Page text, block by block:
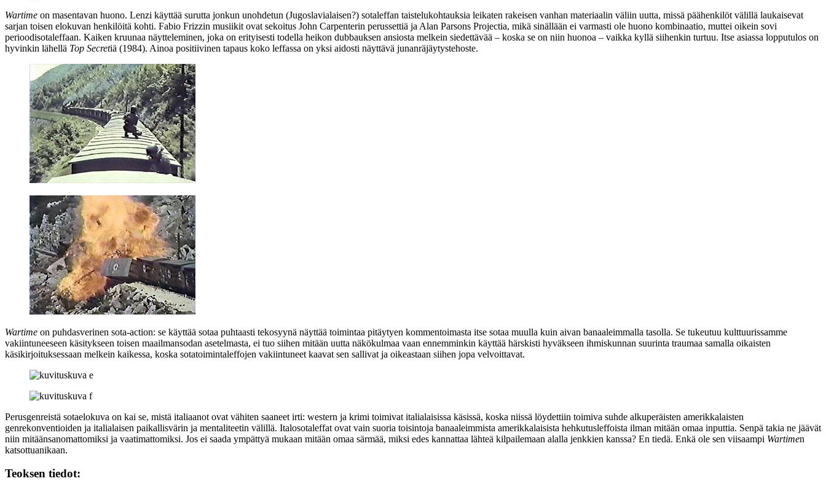
Wartime on masentavan huono. Lenzi käyttää surutta jonkun unohdetun (Jugoslavialaisen?) sotaleffan taistelukohtauksia leikaten rakeisen vanhan materiaalin väliin uutta, missä päähenkilöt välillä laukaisevat
sarjan toisen elokuvan henkilöitä kohti. Fabio Frizzin musiikit ovat sekoitus John Carpenterin perussettiä ja Alan Parsons Projectia, mikä sinällään ei varmasti ole huono kombinaatio, muttei oikein sovi
perioodisotaleffaan. Kaiken kruunaa näytteleminen, joka on erityisesti todella heikon dubbauksen ansiosta melkein siedettävää – koska se on niin huonoa – vaikka kyllä siihenkin turtuu. Itse asiassa lopputulos on
hyvinkin lähellä Top Secretiä (1984). Ainoa positiivinen tapaus koko leffassa on yksi aidosti näyttävä junanräjäytystehoste.
Wartime on puhdasverinen sota-action: se käyttää sotaa puhtaasti tekosyynä näyttää toimintaa pitäytyen kommentoimasta itse sotaa muulla kuin aivan banaaleimmalla tasolla. Se tukeutuu kulttuurissamme
vakiintuneeseen käsitykseen toisen maailmansodan asetelmasta, ei tuo siihen mitään uutta näkökulmaa vaan ennemminkin käyttää härskisti hyväkseen ihmiskunnan suurinta traumaa samalla oikaisten
käsikirjoituksessaan melkein kaikessa, koska sotatoimintaleffojen vakiintuneet kaavat sen sallivat ja oikeastaan siihen jopa velvoittavat.
Perusgenreistä sotaelokuva on kai se, mistä italiaanot ovat vähiten saaneet irti: western ja krimi toimivat italialaisissa käsissä, koska niissä löydettiin toimiva suhde alkuperäisten amerikkalaisten
genrekonventioiden ja italialaisen paikallisvärin ja mentaliteetin välillä. Italosotaleffat ovat vain suoria toisintoja banaaleimmista amerikkalaisista hehkutusleffoista ilman mitään omaa inputtia. Senpä takia ne jäävät
niin mitäänsanomattomiksi ja vaatimattomiksi. Jos ei saada ympättyä mukaan mitään omaa särmää, miksi edes kannattaa lähteä kilpailemaan alalla jenkkien kanssa? En tiedä. Enkä ole sen viisaampi Wartimen
katsottuanikaan.
Teoksen tiedot: